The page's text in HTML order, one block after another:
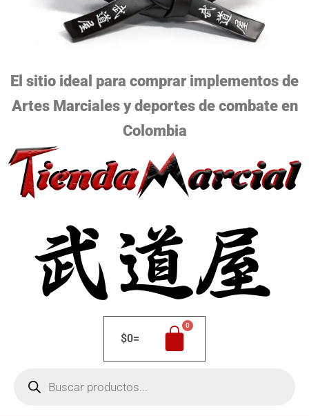
El sitio ideal para comprar implementos de
Artes Marciales y deportes de combate en
Colombia
$0=
productos